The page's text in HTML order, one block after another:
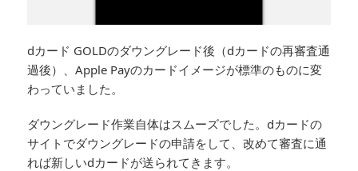
dカード GOLDのダウングレード後（dカードの再審査通
過後）、Apple Payのカードイメージが標準のものに変
わっていました。
ダウングレード作業自体はスムーズでした。dカードの
サイトでダウングレードの申請をして、改めて審査に通
れば新しいdカードが送られてきます。